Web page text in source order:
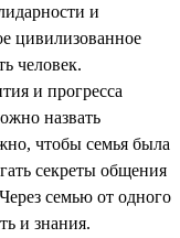
и
цивилизованное
человек.
и прогресса
назвать
чтобы семья была
секреты общения
семью от одного
и знания.